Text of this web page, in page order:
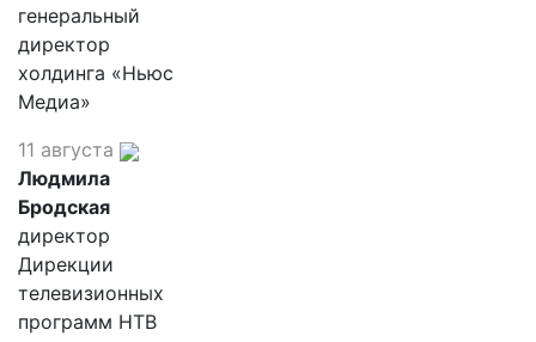
генеральный
директор
холдинга «Ньюс
Медиа»
11 августа
Людмила
Бродская
директор
Дирекции
телевизионных
программ НТВ